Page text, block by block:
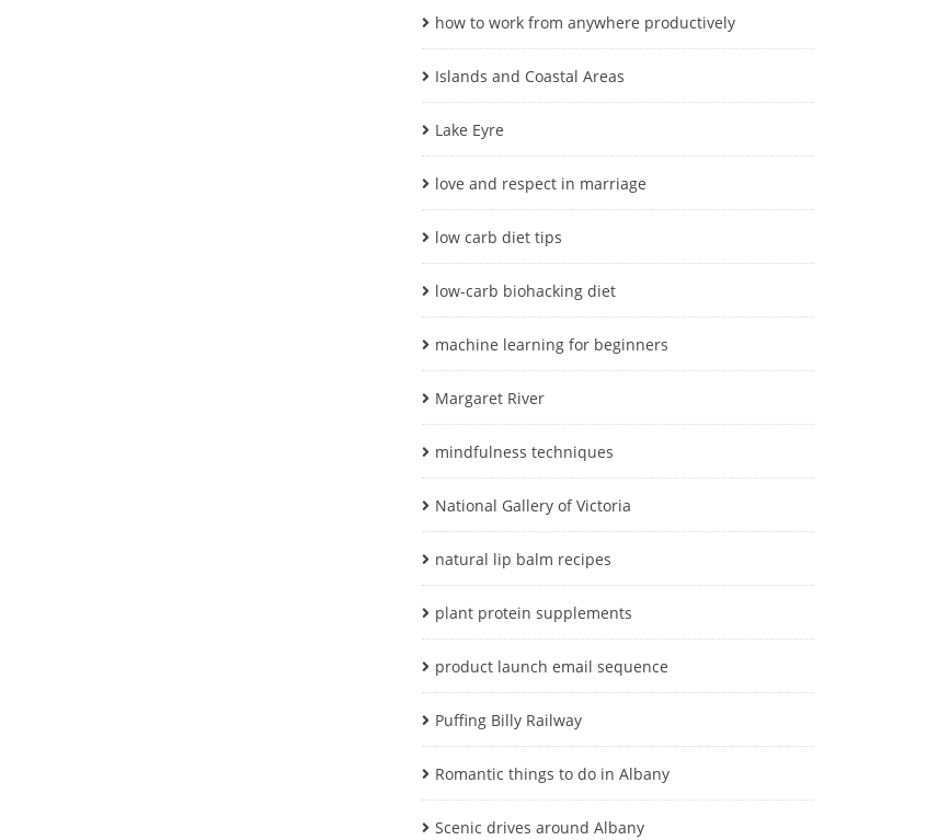
how to work from anywhere productively
Islands and Coastal Areas
Lake Eyre
love and respect in marriage
low carb diet tips
low-carb biohacking diet
machine learning for beginners
Margaret River
mindfulness techniques
National Gallery of Victoria
natural lip balm recipes
plant protein supplements
product launch email sequence
Puffing Billy Railway
Romantic things to do in Albany
Scenic drives around Albany